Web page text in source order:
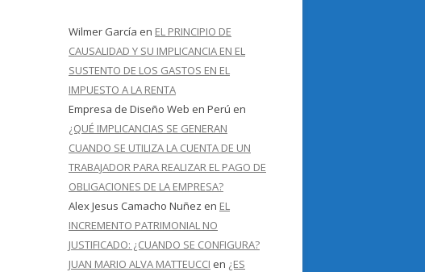
Wilmer García en EL PRINCIPIO DE
CAUSALIDAD Y SU IMPLICANCIA EN EL
SUSTENTO DE LOS GASTOS EN EL
IMPUESTO A LA RENTA
Empresa de Diseño Web en Perú en
¿QUÉ IMPLICANCIAS SE GENERAN
CUANDO SE UTILIZA LA CUENTA DE UN
TRABAJADOR PARA REALIZAR EL PAGO DE
OBLIGACIONES DE LA EMPRESA?
Alex Jesus Camacho Nuñez en EL
INCREMENTO PATRIMONIAL NO
JUSTIFICADO: ¿CUANDO SE CONFIGURA?
JUAN MARIO ALVA MATTEUCCI en ¿ES